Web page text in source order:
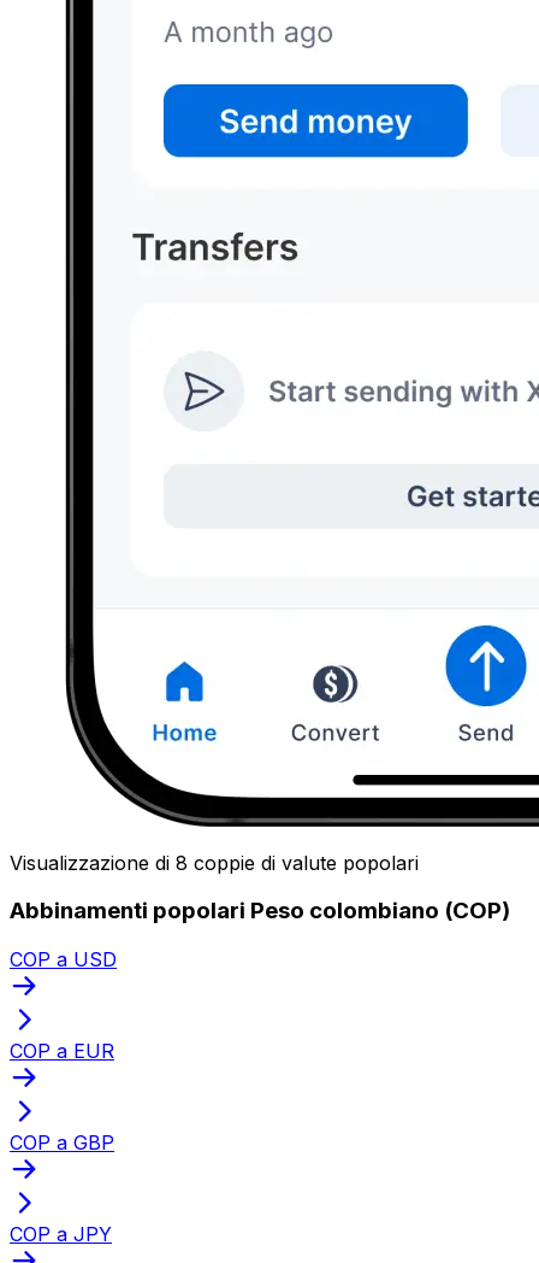
Visualizzazione di 8 coppie di valute popolari
Abbinamenti popolari Peso colombiano (COP)
COP a USD
COP a EUR
COP a GBP
COP a JPY